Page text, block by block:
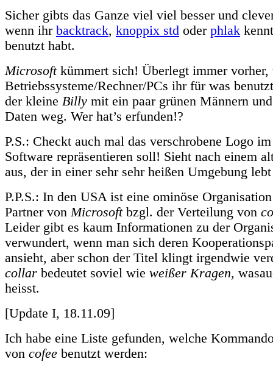
Sicher gibts das Ganze viel viel besser und
wenn ihr backtrack, knoppix std oder phlak
benutzt habt.
Microsoftkümmert sich! Überlegt immer vorher,
Betriebssysteme/Rechner/PCs ihr für was
der kleine Billy mit ein paar grünen Männern
Daten weg. Wer hat’s erfunden!?
P.S.: Checkt auch mal das verschrobene Logo
Software repräsentieren soll! Sieht nach einem
aus, der in einer sehr sehr heißen Umgebung
P.P.S.: In den USA ist eine ominöse
Partner von Microsoftbzgl. der Verteilung von
Leider gibt es kaum Informationen zu der
verwundert, wenn man sich deren
ansieht, aber schon der Titel klingt irgendwie
collar bedeutet soviel wie weißer Kragen,
heisst.
[Update I, 18.11.09]
Ich habe eine Liste gefunden, welche
von cofee benutzt werden: